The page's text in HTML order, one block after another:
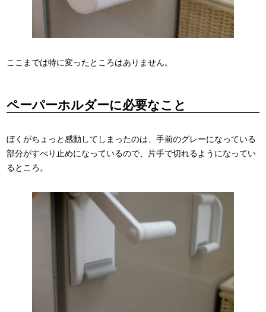
ここまでは特に変ったところはありません。
ペーパーホルダーに必要なこと
ぼくがちょっと感動してしまったのは、手前のグレーになっている
部分がすべり止めになっているので、片手で切れるようになってい
るところ。